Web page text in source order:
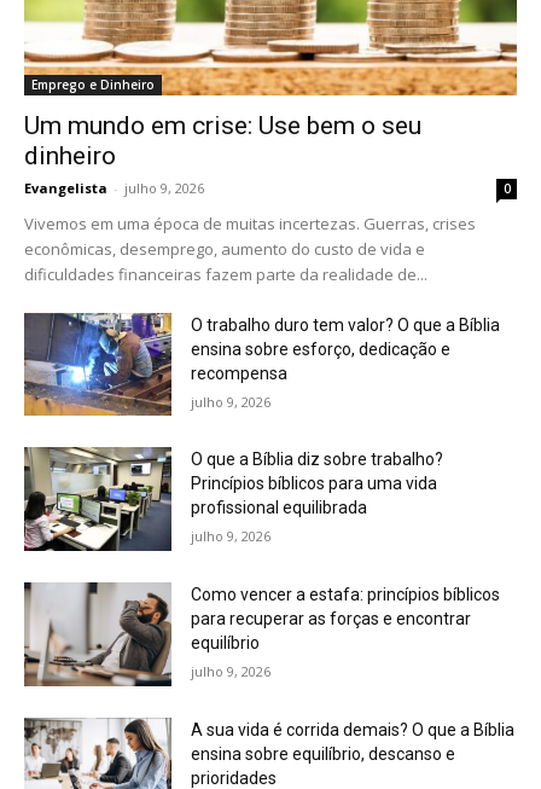
Emprego e Dinheiro
Um mundo em crise: Use bem o seu
dinheiro
Evangelista - julho 9, 2026 0
Vivemos em uma época de muitas incertezas. Guerras, crises
econômicas, desemprego, aumento do custo de vida e
dificuldades financeiras fazem parte da realidade de...
O trabalho duro tem valor? O que a Bíblia
ensina sobre esforço, dedicação e
recompensa
julho 9, 2026
O que a Bíblia diz sobre trabalho?
Princípios bíblicos para uma vida
profissional equilibrada
julho 9, 2026
Como vencer a estafa: princípios bíblicos
para recuperar as forças e encontrar
equilíbrio
julho 9, 2026
A sua vida é corrida demais? O que a Bíblia
ensina sobre equilíbrio, descanso e
prioridades